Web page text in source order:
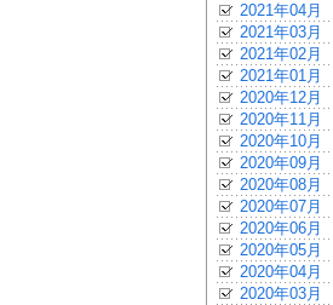
2021年04月
2021年03月
2021年02月
2021年01月
2020年12月
2020年11月
2020年10月
2020年09月
2020年08月
2020年07月
2020年06月
2020年05月
2020年04月
2020年03月